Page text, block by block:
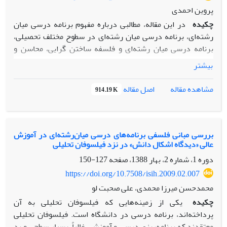
پروین احمدی
چکیده در این مقاله، مطالبی درباره مفهوم برنامه درسی میان
رشته‌ای، برنامه درسی میان رشته‌ای در سطوح مختلف تحصیلی،
برنامه درسی میان ‌رشته‌ای و فلسفه ساختن گرایی، محاسن و
معایب و مشکلات و دشواری‌های این نوع برنامه، برنامه درسی
میان رشته‌ای مبتنی بر مضامین دانشی و فرایندی، برنامه درسی
میان رشته‌ای مبتنی بر مضمون، و مثالی از برنامه درسی میان
رشته‌ای و نتیجه گیری و پیشنهادها ارائه میشود.
بیشتر
مشاهده مقاله
اصل مقاله 914.19 K
بررسی مبانی فلسفی برنامه‌های درسی میان‌رشته‌ای در آموزش
عالی «دیدگاه اشکال دانش» در نزد فیلسوفان تحلیلی
دوره 1، شماره 2، بهار 1388، صفحه
127-150
https://doi.org/10.7508/isih.2009.02.007
محمدحسن میرزا محمدی، علی صحبت لو
چکیده
یکی از زمینه‌هایی که فیلسوفان تحلیلی به آن
پرداخته‌اند، برنامه‌ درسی در دانشگاه است. فیلسوفان تحلیلی